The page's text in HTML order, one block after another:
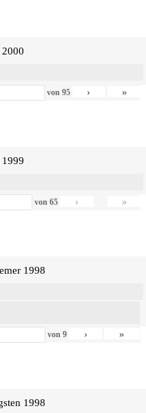
von 95 › »
von65 › »
1998
von9 › »
1998